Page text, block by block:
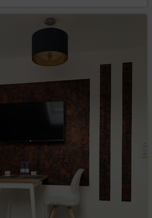
do ograniczenia przetwarzania (art. 18 RODO)
– żądania ograniczenia przetwarzania danych
osobowych, gdy:
prawidłowość danych osobowych – na
okres pozwalający Administratorowi danych
przetwarzanie jest niezgodne z prawem, a
ich usunięciu, żądając ograniczenia ich
Administrator danych nie potrzebuje już
tych danych, ale są one potrzebne osobie,
której dane dotyczą, do ustalenia,
dochodzenia lub obrony roszczeń,
osoba, której dane dotyczą, wniosła
sprzeciw wobec przetwarzania – do czasu
stwierdzenia, czy prawnie uzasadnione
podstawy po stronie administratora są
nadrzędne wobec podstaw sprzeciwu
osoby, której dane dotyczą;